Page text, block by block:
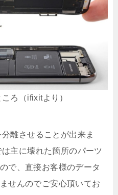
ろ（ifixitより）
離させることが出来ま
主に壊れた箇所のパーツ
で、直接お客様のデータ
せんのでご安心頂いてお